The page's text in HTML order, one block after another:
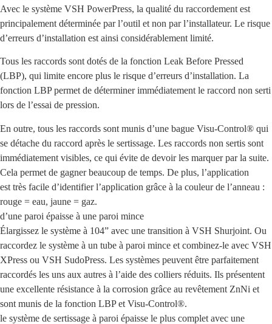
Avec le système VSH PowerPress, la qualité du raccordement est
principalement déterminée par l’outil et non par l’installateur. Le risque
d’erreurs d’installation est ainsi considérablement limité.
Tous les raccords sont dotés de la fonction Leak Before Pressed
(LBP), qui limite encore plus le risque d’erreurs d’installation. La
fonction LBP permet de déterminer immédiatement le raccord non serti
lors de l’essai de pression.
En outre, tous les raccords sont munis d’une bague Visu-Control® qui
se détache du raccord après le sertissage. Les raccords non sertis sont
immédiatement visibles, ce qui évite de devoir les marquer par la suite.
Cela permet de gagner beaucoup de temps. De plus, l’application
est très facile d’identifier l’application grâce à la couleur de l’anneau :
rouge = eau, jaune = gaz.
d’une paroi épaisse à une paroi mince
Élargissez le système à 104” avec une transition à VSH Shurjoint. Ou
raccordez le système à un tube à paroi mince et combinez-le avec VSH
XPress ou VSH SudoPress. Les systèmes peuvent être parfaitement
raccordés les uns aux autres à l’aide des colliers réduits. Ils présentent
une excellente résistance à la corrosion grâce au revêtement ZnNi et
sont munis de la fonction LBP et Visu-Control®.
le système de sertissage à paroi épaisse le plus complet avec une